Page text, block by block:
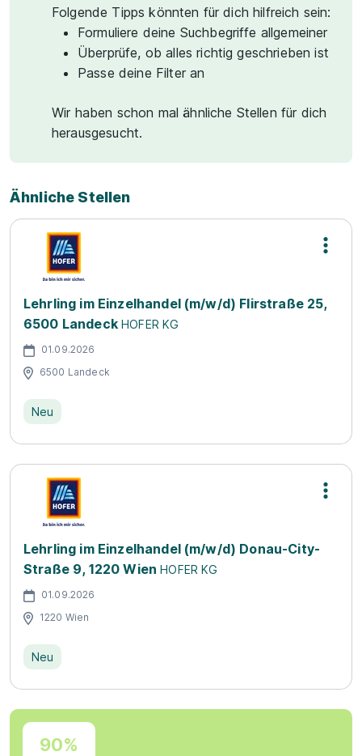
Folgende Tipps könnten für dich hilfreich sein:
Formuliere deine Suchbegriffe allgemeiner
Überprüfe, ob alles richtig geschrieben ist
Passe deine Filter an
Wir haben schon mal ähnliche Stellen für dich
herausgesucht.
Ähnliche Stellen
Lehrling im Einzelhandel (m/w/d) Flirstraße 25,
6500 Landeck HOFER KG
01.09.2026
6500 Landeck
Neu
Lehrling im Einzelhandel (m/w/d) Donau-City-
Straße 9, 1220 Wien HOFER KG
01.09.2026
1220 Wien
Neu
90%